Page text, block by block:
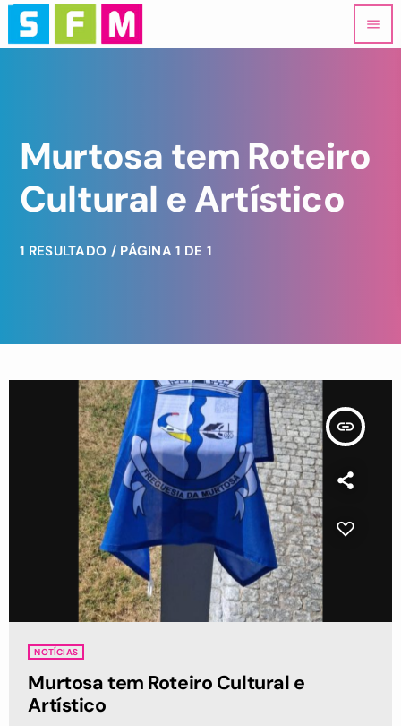
menu
Murtosa tem Roteiro
Cultural e Artístico
1 RESULTADO / PÁGINA 1 DE 1
insert_link
NOTÍCIAS
Murtosa tem Roteiro Cultural e
Artístico